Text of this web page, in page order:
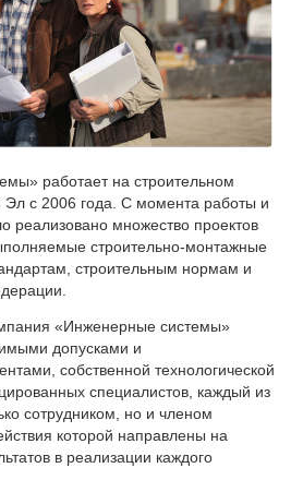
работает на строительном
Эл с 2006 года. С момента работы и
реализовано множество проектов
строительно-монтажные
строительным нормам и
«Инженерные системы»
допусками и
собственной технологической
специалистов, каждый из
сотрудником, но и членом
которой направлены на
в реализации каждого